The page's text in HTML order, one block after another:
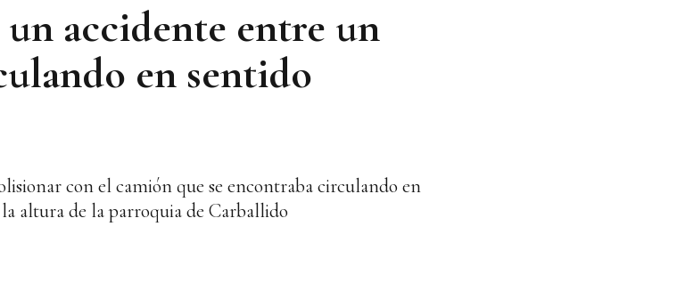
accidente entre un
en sentido
con el camión que se encontraba circulando en
altura de la parroquia de Carballido